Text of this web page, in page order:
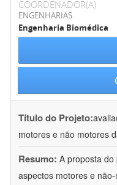
COORDENADOR(A)
ENGENHARIAS
Engenharia Biomédica
Título do Projeto:
motores e não motores
Resumo: A proposta
aspectos motores e